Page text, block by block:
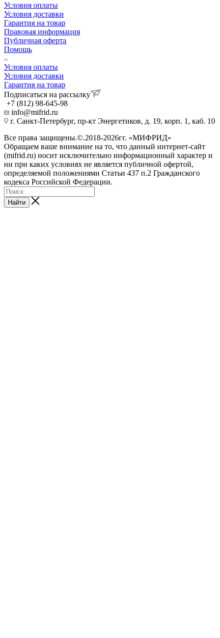
Условия оплаты
Условия доставки
Гарантия на товар
Правовая информация
Публичная оферта
Помощь
Условия оплаты
Условия доставки
Гарантия на товар
Подписаться на рассылку
+7 (812) 98-645-98
info@mifrid.ru
г. Санкт-Петербург, пр-кт Энергетиков, д. 19, корп. 1, каб. 10
Все права защищены.©.2018-2026гг. «МИФРИД»
Обращаем ваше внимание на то, что данный интернет-сайт
(mifrid.ru) носит исключительно информационный характер и
ни при каких условиях не является публичной офертой,
определяемой положениями Статьи 437 п.2 Гражданского
кодекса Российской Федерации.
Найти